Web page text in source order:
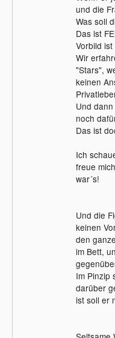
und die
Was soll
Das ist
Vorbild
Wir
"Stars",
keinen
Und
noch
Das ist
Ich
freue
war´s!
Und die
keinen
den
im Bett,
Im Pinzip
darüber
ist soll er